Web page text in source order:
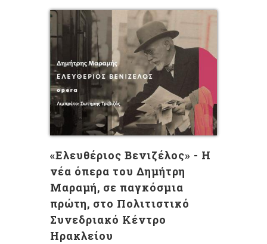
«Ελευθέριος Βενιζέλος» - Η
νέα όπερα του Δημήτρη
Μαραμή, σε παγκόσμια
πρώτη, στο Πολιτιστικό
Συνεδριακό Κέντρο
Ηρακλείου